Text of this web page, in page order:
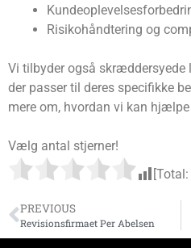
Risikohåndtering og
Vi tilbyder også skræddersyede
der passer til deres specifikke
mere om, hvordan vi kan
Vælg antal stjerner!
[Total:
PREVIOUS
Revisionsfirmaet Per Abelsen